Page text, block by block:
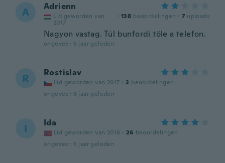
A Adrienn
Lid geworden van
2017
· 138 beoordelingen · 7 uploads
Nagyon vastag. Túl bunfordi töle a telefon.
ongeveer 6 jaar geleden
R Rostislav
Lid geworden van 2017 · 2 beoordelingen
ongeveer 6 jaar geleden
I Ida
Lid geworden van 2016 · 26 beoordelingen
ongeveer 6 jaar geleden